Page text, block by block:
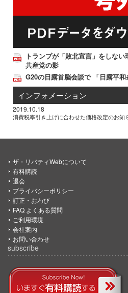
トランプが「敗北宣言」をしな
共産党の影
G20の日露首脳会談で 「日露平
インフォメーション
2019.10.18
消費税率引き上げに合わせた価格改定のお知
ザ・リバティWebについて
有料購読
退会
プライバシーポリシー
訂正・おわび
FAQ よくある質問
ご利用環境
会社案内
お問い合わせ
subscribe